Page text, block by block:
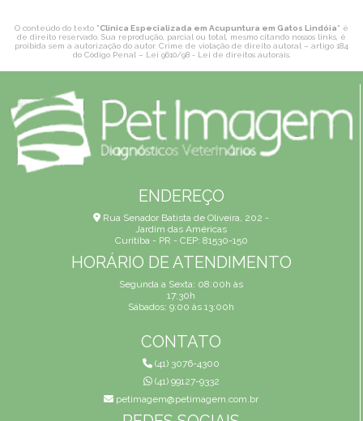
O conteúdo do texto "Clinica Especializada em Acupuntura em Gatos Lindóia" é
de direito reservado. Sua reprodução, parcial ou total, mesmo citando nossos links, é
proibida sem a autorização do autor. Crime de violação de direito autoral – artigo 184
do Código Penal – Lei 9610/98 - Lei de direitos autorais.
ENDEREÇO
Rua Senador Batista de Oliveira, 202 -
Jardim das Américas
Curitiba - PR - CEP: 81530-150
HORÁRIO DE ATENDIMENTO
Segunda a Sexta: 08:00h às
17:30h
Sábados: 9:00 às 13:00h
CONTATO
(41) 3076-4300
(41) 99127-9332
petimagem@petimagem.com.br